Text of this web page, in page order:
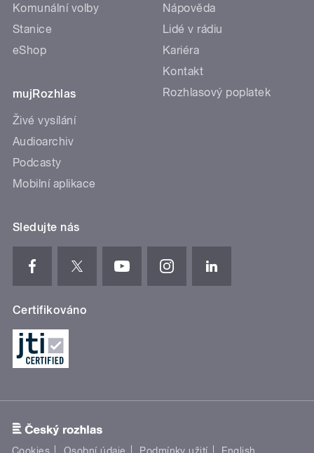
Komunální volby
Stanice
eShop
mujRozhlas
Živé vysílání
Audioarchiv
Podcasty
Mobilní aplikace
Nápověda
Lidé v rádiu
Kariéra
Kontakt
Rozhlasový poplatek
Sledujte nás
Certifikováno